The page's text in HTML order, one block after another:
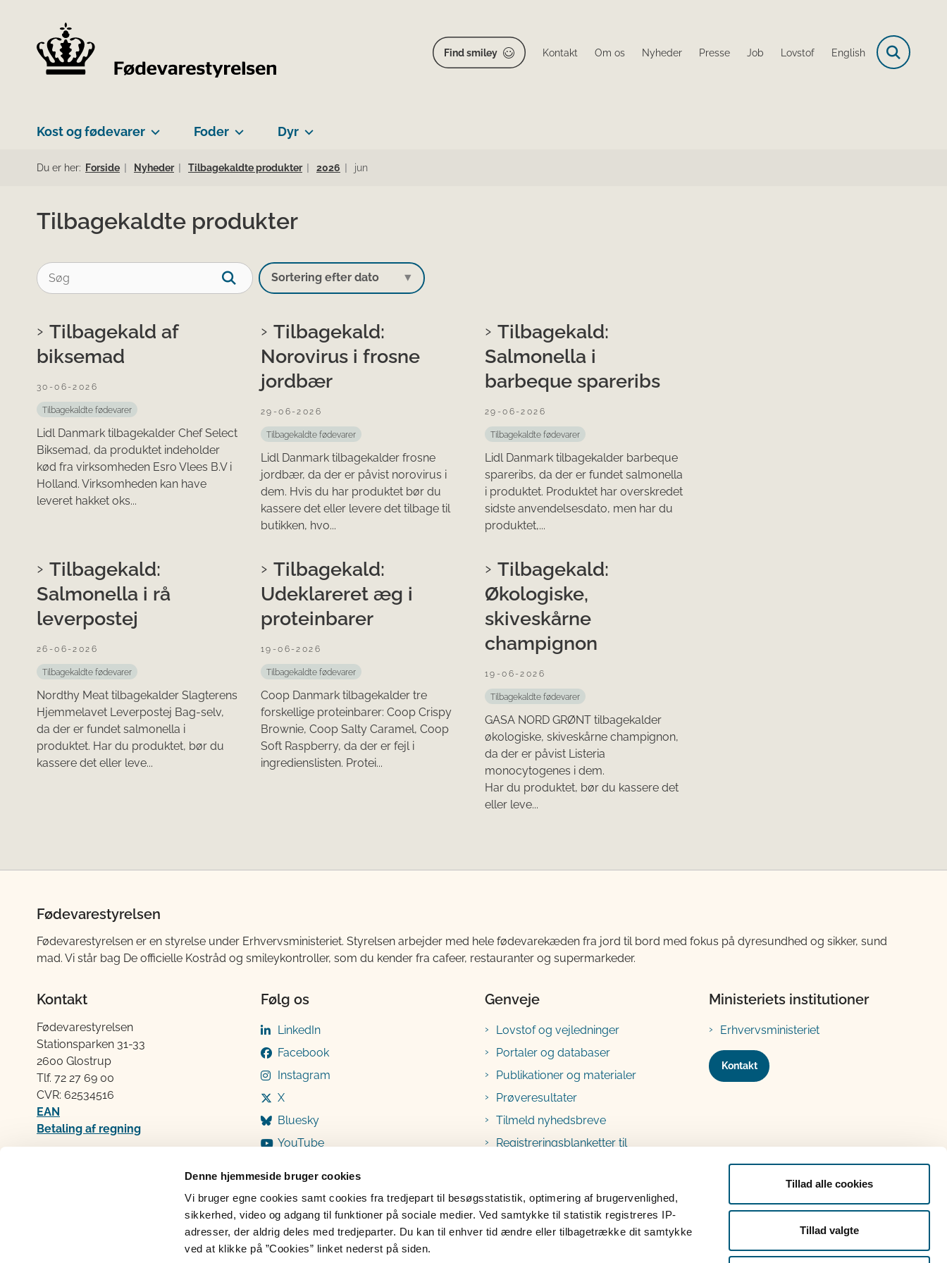
Denne hjemmeside bruger cookies
Vi bruger egne cookies samt cookies fra tredjepart til besøgsstatistik, optimering af brugervenlighed,
sikkerhed, video og adgang til funktioner på sociale medier. Ved samtykke til statistik registreres IP-
adresser, der aldrig deles med tredjeparter. Du kan til enhver tid ændre eller tilbagetrække dit samtykke
ved at klikke på ”Cookies” linket nederst på siden.
Tillad alle cookies
Tillad valgte
Find smiley Kontakt Om os Nyheder Presse Job Lovstof English
Kost og fødevarer Foder Dyr
Du er her: Forside Nyheder Tilbagekaldte produkter 2026 jun
Tilbagekaldte produkter
Tilbagekald af
biksemad
30-06-2026
Tilbagekaldte fødevarer
Lidl Danmark tilbagekalder Chef Select
Biksemad, da produktet indeholder
kød fra virksomheden Esro Vlees B.V i
Holland. Virksomheden kan have
leveret hakket oks...
Tilbagekald:
Norovirus i frosne
jordbær
29-06-2026
Tilbagekaldte fødevarer
Lidl Danmark tilbagekalder frosne
jordbær, da der er påvist norovirus i
dem. Hvis du har produktet bør du
kassere det eller levere det tilbage til
butikken, hvo...
Tilbagekald:
Salmonella i
barbeque spareribs
29-06-2026
Tilbagekaldte fødevarer
Lidl Danmark tilbagekalder barbeque
spareribs, da der er fundet salmonella
i produktet. Produktet har overskredet
sidste anvendelsesdato, men har du
produktet,...
Tilbagekald:
Salmonella i rå
leverpostej
26-06-2026
Tilbagekaldte fødevarer
Nordthy Meat tilbagekalder Slagterens
Hjemmelavet Leverpostej Bag-selv,
da der er fundet salmonella i
produktet. Har du produktet, bør du
kassere det eller leve...
Tilbagekald:
Udeklareret æg i
proteinbarer
19-06-2026
Tilbagekaldte fødevarer
Coop Danmark tilbagekalder tre
forskellige proteinbarer: Coop Crispy
Brownie, Coop Salty Caramel, Coop
Soft Raspberry, da der er fejl i
ingredienslisten. Protei...
Tilbagekald:
Økologiske,
skiveskårne
champignon
19-06-2026
Tilbagekaldte fødevarer
GASA NORD GRØNT tilbagekalder
økologiske, skiveskårne champignon,
da der er påvist Listeria
monocytogenes i dem.
Har du produktet, bør du kassere det
eller leve...
Fødevarestyrelsen
Fødevarestyrelsen er en styrelse under Erhvervsministeriet. Styrelsen arbejder med hele fødevarekæden fra jord til bord med fokus på dyresundhed og sikker, sund
mad. Vi står bag De officielle Kostråd og smileykontroller, som du kender fra cafeer, restauranter og supermarkeder.
Kontakt
Fødevarestyrelsen
Stationsparken 31-33
2600 Glostrup
Tlf. 72 2​​​7 69 00
CVR: 62534516
EAN
Betaling af regning
Følg os
LinkedIn
Facebook
Instagram
X
Bluesky
YouTube
Genveje
Lovstof og vejledninger
Portaler og databaser
Publikationer og materialer
Prøveresultater
Tilmeld nyhedsbreve
Registreringsblanketter til
Ministeriets institutioner
Erhvervsministeriet
Kontakt